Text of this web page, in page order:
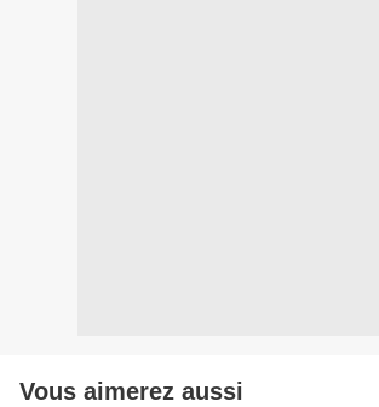
Vous aimerez aussi